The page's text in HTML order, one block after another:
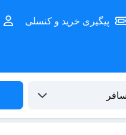
پیگیری خرید و کنسلی